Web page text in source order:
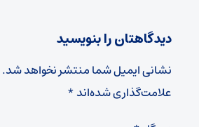
دیدگاهتان را بنویسید
نشانی ایمیل شما منتشر نخواهد شد.
علامت‌گذاری شده‌اند*